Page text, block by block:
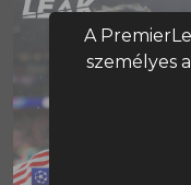
A
személyes